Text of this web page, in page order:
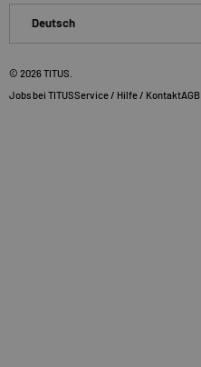
Deutsch
© 2026TITUS
Jobs bei TITUSService / Hilfe / KontaktAGB